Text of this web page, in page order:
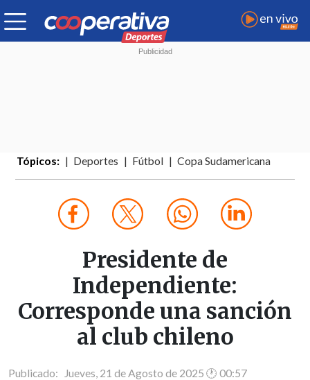
Tópicos: Deportes Fútbol Copa Sudamericana
Presidente de
Independiente:
Corresponde una sanción
al club chileno
Publicado: Jueves, 21 de Agosto de 2025 🕐 00:57